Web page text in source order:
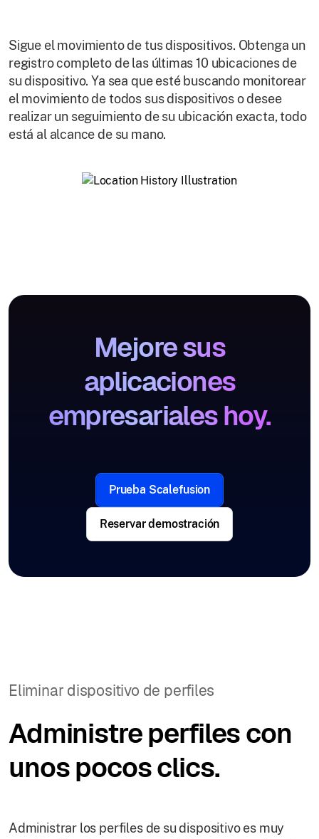
Sigue el movimiento de tus dispositivos. Obtenga un
registro completo de las últimas 10 ubicaciones de
su dispositivo. Ya sea que esté buscando monitorear
el movimiento de todos sus dispositivos o desee
realizar un seguimiento de su ubicación exacta, todo
está al alcance de su mano.
Mejore sus
aplicaciones
empresariales hoy.
Prueba Scalefusion
Reservar demostración
Eliminar dispositivo de perfiles
Administre perfiles con
unos pocos clics.
Administrar los perfiles de su dispositivo es muy